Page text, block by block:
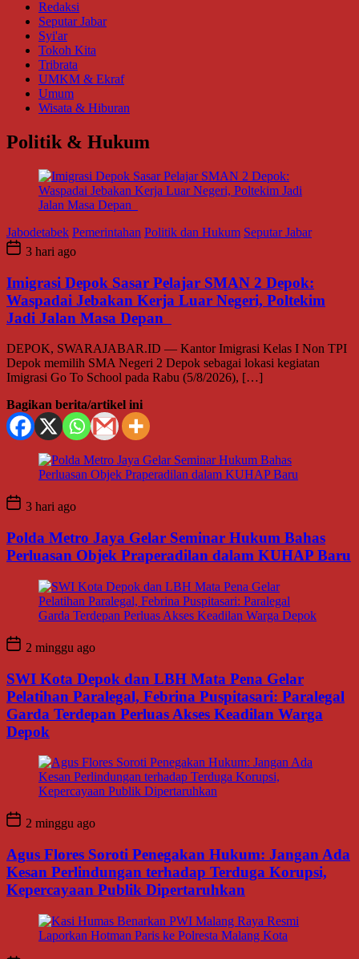
Redaksi
Seputar Jabar
Syi'ar
Tokoh Kita
Tribrata
UMKM & Ekraf
Umum
Wisata & Hiburan
Politik & Hukum
Jabodetabek Pemerintahan Politik dan Hukum Seputar Jabar
3 hari ago
Imigrasi Depok Sasar Pelajar SMAN 2 Depok:
Waspadai Jebakan Kerja Luar Negeri, Poltekim
Jadi Jalan Masa Depan
DEPOK, SWARAJABAR.ID — Kantor Imigrasi Kelas I Non TPI
Depok memilih SMA Negeri 2 Depok sebagai lokasi kegiatan
Imigrasi Go To School pada Rabu (5/8/2026), […]
Bagikan berita/artikel ini
3 hari ago
Polda Metro Jaya Gelar Seminar Hukum Bahas
Perluasan Objek Praperadilan dalam KUHAP Baru
2 minggu ago
SWI Kota Depok dan LBH Mata Pena Gelar
Pelatihan Paralegal, Febrina Puspitasari: Paralegal
Garda Terdepan Perluas Akses Keadilan Warga
Depok
2 minggu ago
Agus Flores Soroti Penegakan Hukum: Jangan Ada
Kesan Perlindungan terhadap Terduga Korupsi,
Kepercayaan Publik Dipertaruhkan